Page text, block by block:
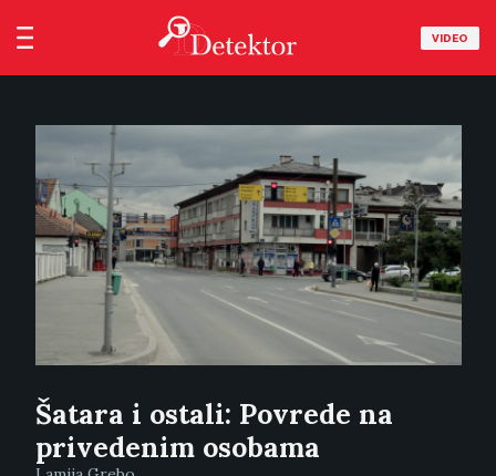
VIDEO
Šatara i ostali: Povrede na
privedenim osobama